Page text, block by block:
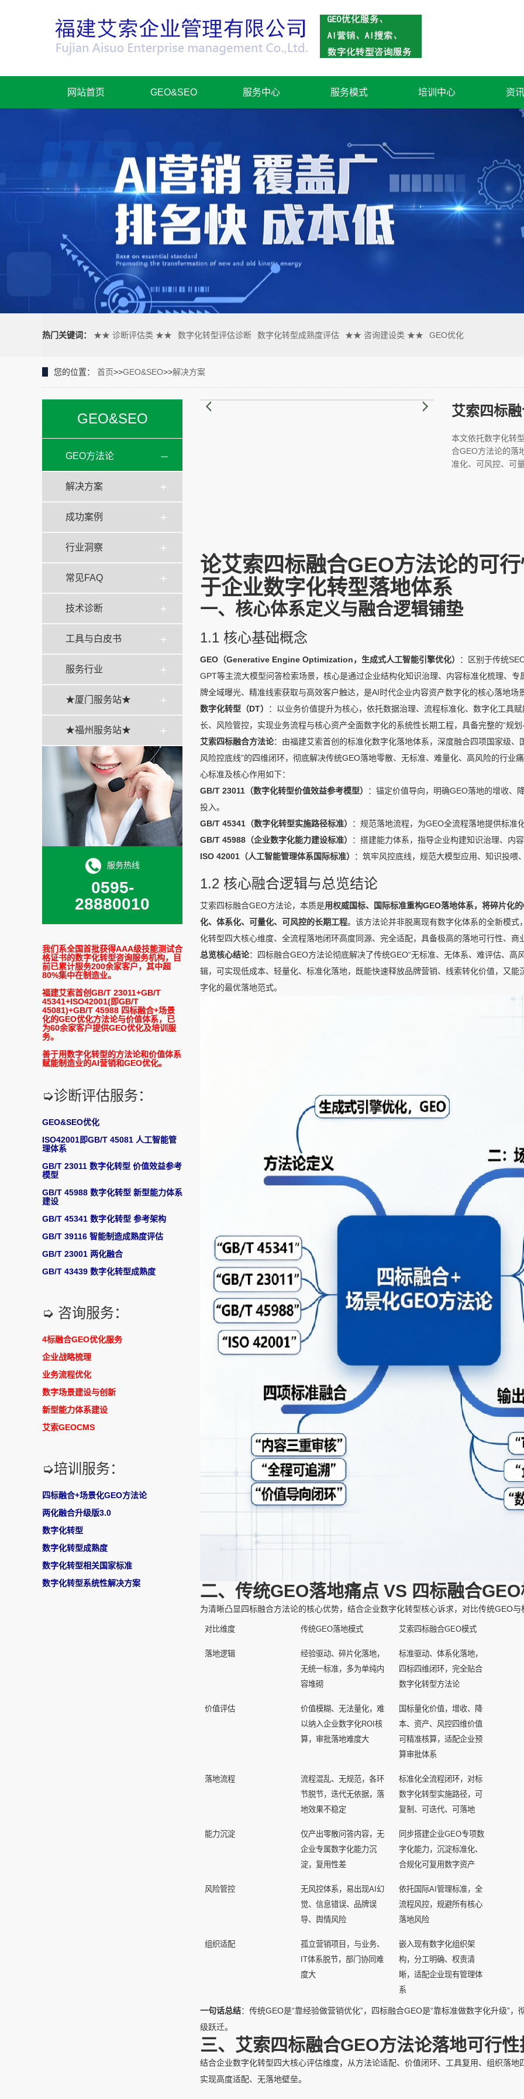
网站首页 GEO&SEO 服务中心 服务模式 培训中心 资
热门关键词： ★★ 诊断评估类 ★★ 数字化转型评估诊断 数字化转型成熟度评估 ★★ 咨询建设类 ★★ GEO优化
您的位置： 首页>>GEO&SEO>>解决方案
GEO&SEO
GEO方法论
解决方案
成功案例
行业洞察
常见FAQ
技术诊断
工具与白皮书
服务行业
★厦门服务站★
★福州服务站★
服务热线
0595-
28880010
我们系全国首批获得AAA级技能测试合
格证书的数字化转型咨询服务机构，目
前已累计服务200余家客户，其中超
80%集中在制造业。
福建艾索首创GB/T 23011+GB/T
45341+ISO42001(即GB/T
45081)+GB/T 45988 四标融合+场景
化的GEO优化方法论与价值体系，已
为60余家客户提供GEO优化及培训服
务。
善于用数字化转型的方法论和价值体系
赋能制造业的AI营销和GEO优化。
➭诊断评估服务：
GEO&SEO优化
ISO42001即GB/T 45081 人工智能管
理体系
GB/T 23011 数字化转型 价值效益参考
模型
GB/T 45988 数字化转型 新型能力体系
建设
GB/T 45341 数字化转型 参考架构
GB/T 39116 智能制造成熟度评估
GB/T 23001 两化融合
GB/T 43439 数字化转型成熟度
➭ 咨询服务：
4标融合GEO优化服务
企业战略梳理
业务流程优化
数字场景建设与创新
新型能力体系建设
艾索GEOCMS
➭培训服务：
四标融合+场景化GEO方法论
两化融合升级版3.0
数字化转型
数字化转型成熟度
数字化转型相关国家标准
数字化转型系统性解决方案
本文依托数字化转
合GEO方法论的落
准化、可风控、可
论艾索四标融合GEO方法论的可
于企业数字化转型落地体系
一、核心体系定义与融合逻辑铺垫
1.1 核心基础概念
GEO（Generative Engine Optimization，生成式人工智能引擎优化）
：区别于传统
GPT等主流大模型问答检索场景，核心是通过企业结构化知识治理、内容标准化梳理、
牌全域曝光、精准线索获取与高效客户触达，是AI时代企业内容资产数字化的核心落地场
数字化转型（DT）
：以业务价值提升为核心，依托数据治理、流程标准化、数字化工具
长、风险管控，实现业务流程与核心资产全面数字化的系统性长期工程，具备完整的“规
艾索四标融合方法论：由福建艾索首创的标准化数字化落地体系，深度融合四项国家级
风险控底线”的四维闭环，彻底解决传统GEO落地零散、无标准、难量化、高风险的行业
心标准及核心作用如下：
GB/T 23011（数字化转型价值效益参考模型）
：锚定价值导向，明确GEO落地的增收、
投入。
GB/T 45341（数字化转型实施路径标准）
：规范落地流程，为GEO全流程落地提供标准
GB/T 45988（企业数字化能力建设标准）
：搭建能力体系，指导企业构建知识治理、内
ISO 42001（人工智能管理体系国际标准）
：筑牢风控底线，规范大模型应用、知识投
1.2 核心融合逻辑与总览结论
艾索四标融合GEO方法论，本质是用权威国标、国际标准重构GEO落地体系，将碎片化
化、体系化、可量化、可风控的长期工程。该方法论并非脱离现有数字化体系的全新模
化转型四大核心维度、全流程落地闭环高度同源、完全适配，具备极高的落地可行性、商
总览核心结论：四标融合GEO方法论彻底解决了传统GEO“无标准、无体系、难评估、
辑，可实现低成本、轻量化、标准化落地，既能快速释放品牌营销、线索转化价值，又
字化的最优落地范式。
二、传统GEO落地痛点 VS 四标融合
为清晰凸显四标融合方法论的核心优势，结合企业数字化转型核心诉求，对比传统GEO
对比维度 传统GEO落地模式 艾索四标融合GEO模式
落地逻辑
经验驱动、碎片化落地，
无统一标准，多为单纯内
容堆砌
标准驱动、体系化落地，
四标四维闭环，完全贴合
数字化转型方法论
价值评估
价值模糊、无法量化，难
以纳入企业数字化ROI核
算，审批落地难度大
国标量化价值，增收、降
本、资产、风控四维价值
可精准核算，适配企业预
算审批体系
落地流程
流程混乱、无规范，各环
节脱节，迭代无依据，落
地效果不稳定
标准化全流程闭环，对标
数字化转型实施路径，可
复制、可迭代、可落地
能力沉淀
仅产出零散问答内容，无
企业专属数字化能力沉
淀，复用性差
同步搭建企业GEO专项数
字化能力，沉淀标准化、
合规化可复用数字资产
风险管控
无风控体系，易出现AI幻
觉、信息错误、品牌误
导、舆情风险
依托国际AI管理标准，全
流程风控，规避所有核心
落地风险
组织适配
孤立营销项目，与业务、
IT体系脱节，部门协同难
度大
嵌入现有数字化组织架
构，分工明确、权责清
晰，适配企业现有管理体
系
一句话总结：传统GEO是“靠经验做营销优化”，四标融合GEO是“靠标准做数字化升级”
级跃迁。
三、艾索四标融合GEO方法论落地可行性
结合企业数字化转型四大核心评估维度，从方法论适配、价值闭环、工具复用、组织落
实现高度适配、无落地壁垒。